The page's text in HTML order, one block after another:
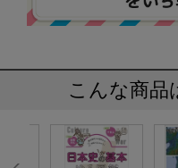
こんな商品